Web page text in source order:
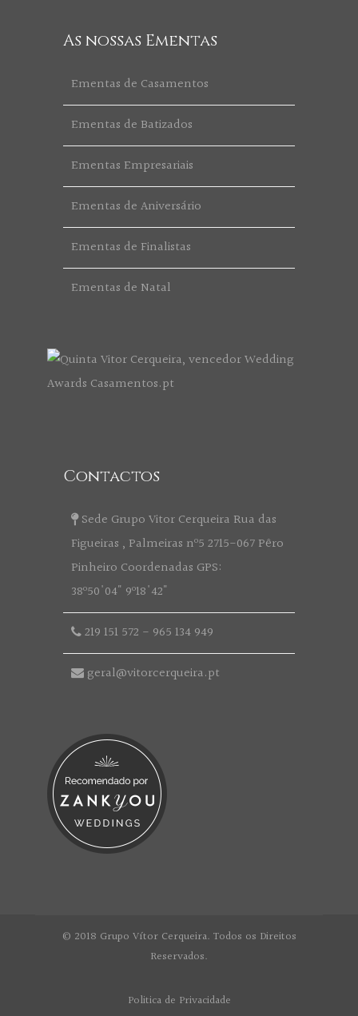
As nossas Ementas
Ementas de Casamentos
Ementas de Batizados
Ementas Empresariais
Ementas de Aniversário
Ementas de Finalistas
Ementas de Natal
Contactos
Sede Grupo Vitor Cerqueira Rua das
Figueiras , Palmeiras nº5 2715-067 Pêro
Pinheiro Coordenadas GPS:
38º50'04" 9º18'42"
219 151 572 - 965 134 949
geral@vitorcerqueira.pt
© 2018 Grupo Vítor Cerqueira. Todos os Direitos
Reservados.
Politica de Privacidade